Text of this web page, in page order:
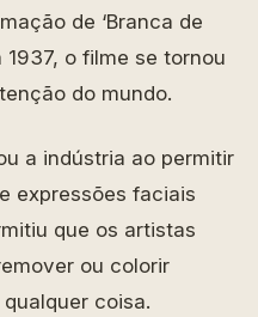
de ‘Branca de
1937, o filme se tornou
do mundo.
a indústria ao permitir
expressões faciais
que os artistas
ou colorir
coisa.